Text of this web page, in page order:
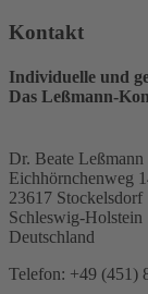
Kontakt
Individuelle und
Das Leßmann-
Dr. Beate Leßmann
Eichhörnchenweg
23617 Stockelsdorf
Schleswig-Holstein
Deutschland
Telefon: +49 (451)